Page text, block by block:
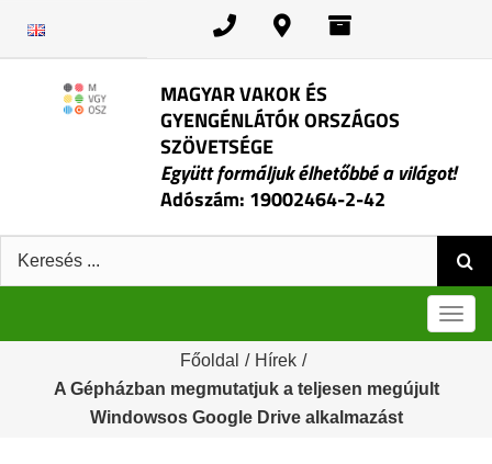
MAGYAR VAKOK ÉS
GYENGÉNLÁTÓK ORSZÁGOS
SZÖVETSÉGE
Együtt formáljuk élhetőbbé a világot!
Adószám: 19002464-2-42
Keresés:
Főoldal / Hírek /
A Gépházban megmutatjuk a teljesen megújult
Windowsos Google Drive alkalmazást